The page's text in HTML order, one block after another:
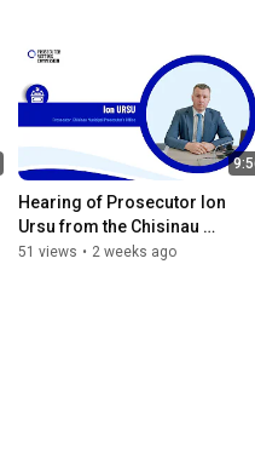
Hearing of Prosecutor Ion
Ursu from the Chisinau
Municipal Prosecutor’s
51 views • 2 weeks ago